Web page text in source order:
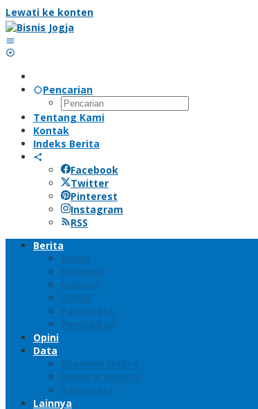
Lewati ke konten
Pencarian
Tentang Kami
Kontak
Indeks Berita
Facebook
Twitter
Pinterest
Instagram
RSS
Berita
Bisnis
Ekonomi
Industri
UMKM
Pariwisata
Pendidikan
Opini
Data
Ekonomi Makro
Bisnis & Industri
Pariwisata
Lainnya